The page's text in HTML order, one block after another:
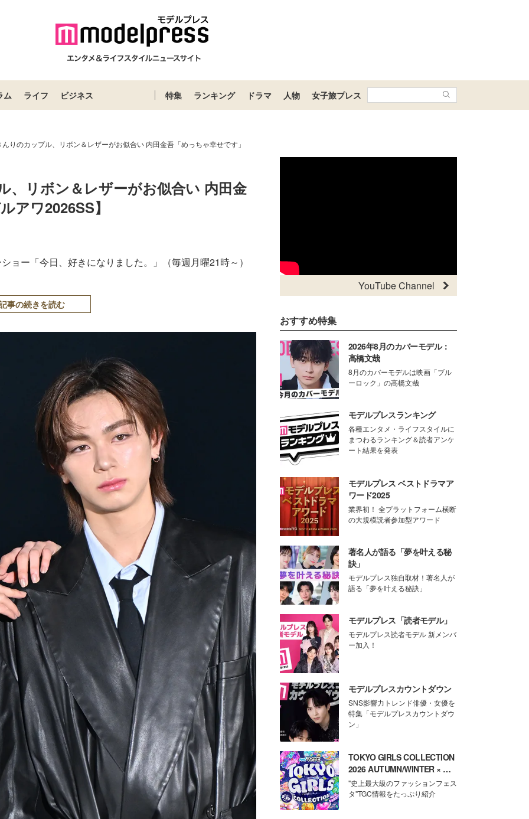
ム ライフ ビジネス 特集 ランキング ドラマ 人物 女子旅プレス
りのカップル、リボン＆レザーがお似合い 内田金吾「めっちゃ幸せです」
、リボン＆レザーがお似合い 内田金
アワ2026SS】
ョー「今日、好きになりました。」（毎週月曜21時～）
事の続きを読む
YouTube Channel
おすすめ特集
2026年8月のカバーモデル：
高橋文哉
8月のカバーモデルは映画「ブル
ーロック」の高橋文哉
モデルプレスランキング
各種エンタメ・ライフスタイルに
まつわるランキング＆読者アンケ
ート結果を発表
モデルプレス ベストドラマア
ワード2025
業界初！ 全プラットフォーム横断
の大規模読者参加型アワード
著名人が語る「夢を叶える秘
訣」
モデルプレス独自取材！著名人が
語る「夢を叶える秘訣」
モデルプレス「読者モデル」
モデルプレス読者モデル 新メンバ
ー加入！
モデルプレスカウントダウン
SNS影響力トレンド俳優・女優を
特集「モデルプレスカウントダウ
ン」
TOKYO GIRLS COLLECTION
2026 AUTUMN/WINTER × モ
デルプレス
"史上最大級のファッションフェス
タ"TGC情報をたっぷり紹介